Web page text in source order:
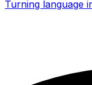
Turning language